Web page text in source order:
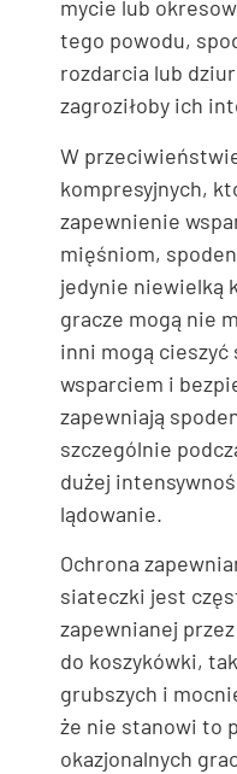
mycie lub
tego powodu,
rozdarcia lub
zagroziłoby ich
W
kompresyjnych,
zapewnienie
mięśniom,
jedynie niewielką
gracze mogą nie
inni mogą
wsparciem i
zapewniają
szczególnie
dużej
lądowanie.
Ochrona
siateczki jest
zapewnianej
do koszykówki,
grubszych i
że nie stanowi to
okazjonalnych